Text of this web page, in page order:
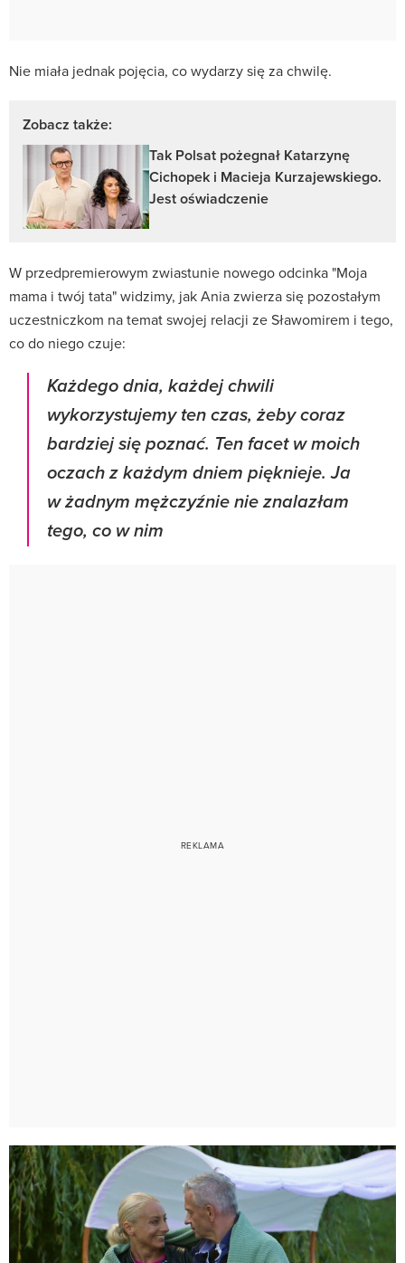
Nie miała jednak pojęcia, co wydarzy się za chwilę.
Zobacz także:
Tak Polsat pożegnał Katarzynę
Cichopek i Macieja Kurzajewskiego.
Jest oświadczenie
W przedpremierowym zwiastunie nowego odcinka "Moja
mama i twój tata" widzimy, jak Ania zwierza się pozostałym
uczestniczkom na temat swojej relacji ze Sławomirem i tego,
co do niego czuje:
Każdego dnia, każdej chwili
wykorzystujemy ten czas, żeby coraz
bardziej się poznać. Ten facet w moich
oczach z każdym dniem pięknieje. Ja
w żadnym mężczyźnie nie znalazłam
tego, co w nim